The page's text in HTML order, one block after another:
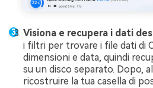
Visiona e recupera i dati
i filtri per trovare i file dati di
dimensioni e data, quindi
su un disco separato. Dopo,
ricostruire la tua casella di